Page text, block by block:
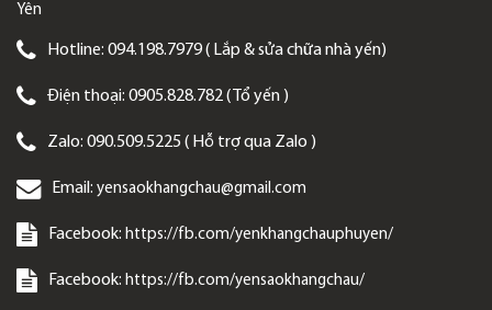
Yên
Hotline: 094.198.7979 ( Lắp & sửa chữa nhà yến)
Điện thoại: 0905.828.782 ( Tổ yến )
Zalo: 090.509.5225 ( Hỗ trợ qua Zalo )
Email: yensaokhangchau@gmail.com
Facebook: https://fb.com/yenkhangchauphuyen/
Facebook: https://fb.com/yensaokhangchau/